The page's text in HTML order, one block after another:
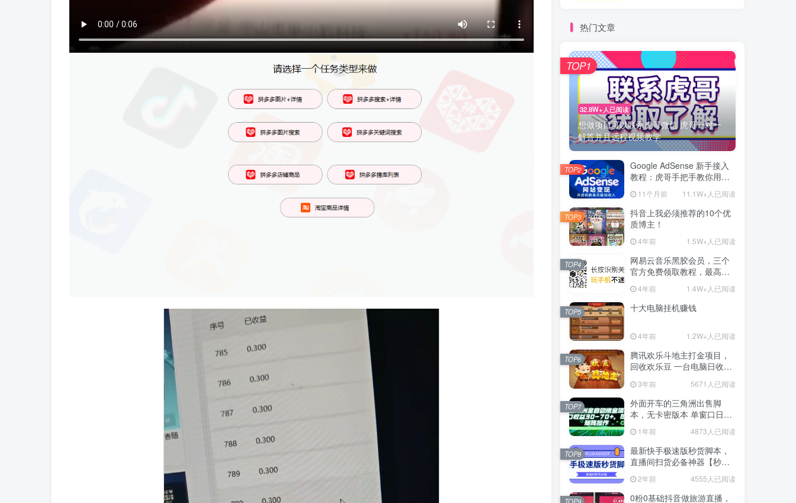
热门文章
32.8W+人已阅读
想做项目可以联系虎哥微信 虎哥一对一
解答并且远程视频教学
TOP1
Google AdSense 新手接入
教程：虎哥手把手教你用网
站赚取美元收入
11个月前 11.1W+人已阅读
TOP2
抖音上我必须推荐的10个优
质博主！
4年前 1.5W+人已阅读
TOP3
网易云音乐黑胶会员，三个
官方免费领取教程，最高可
领1年
4年前 1.4W+人已阅读
TOP4
十大电脑挂机赚钱
4年前 1.2W+人已阅读
TOP5
腾讯欢乐斗地主打金项目，
回收欢乐豆 一台电脑日收益
3年前 5671人已阅读
TOP6
外面开车的三角洲出售脚
本，无卡密版本 单窗口日收
1年前 4873人已阅读
TOP7
最新快手极速版秒货脚本，
直播间扫货必备神器【秒货
2年前 4555人已阅读
TOP8
0粉0基础抖音做旅游直播，